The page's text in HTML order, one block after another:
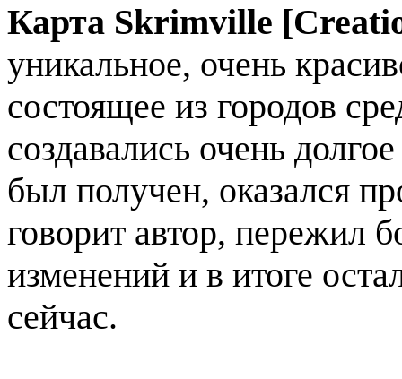
Карта Skrimville
уникальное, очень
состоящее из городов
создавались очень
был получен, оказался
говорит автор, пережил
изменений и в итоге
сейчас.